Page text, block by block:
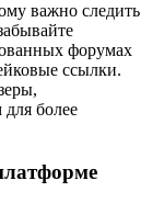
важно следить
форумах
ссылки.
более